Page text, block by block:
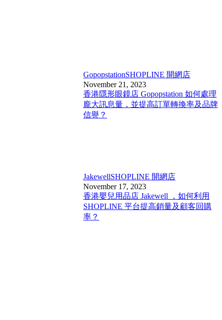
GopopstationSHOPLINE 開網店
November 21, 2023
香港隱形眼鏡店 Gopopstation 如何處理
龐大訊息量，並提高訂單轉換率及品牌
信譽？
JakewellSHOPLINE 開網店
November 17, 2023
香港嬰兒用品店 Jakewell ，如何利用
SHOPLINE 平台提高銷量及顧客回購
率？